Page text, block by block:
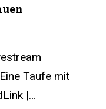
Taufe mit
|